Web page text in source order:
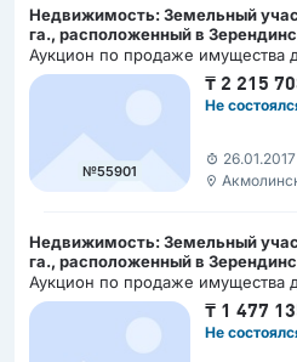
Недвижимость: Земельный
га., расположенный в
Акмолинской области
Аукцион по продаже имущества
№55901
₸ 2 215
Не
Недвижимость: Земельный
га., расположенный в
Акмолинской области
Аукцион по продаже имущества
₸ 1 477
Не